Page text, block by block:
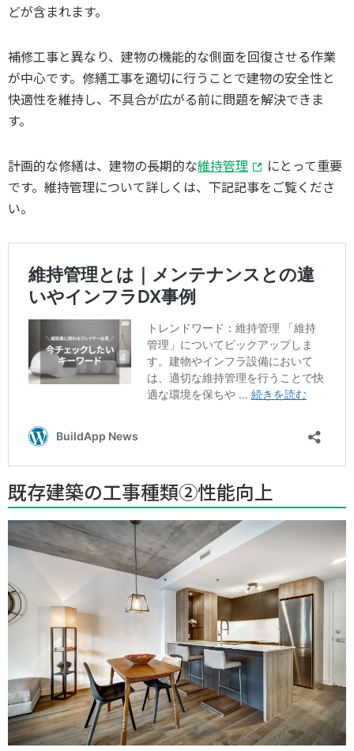
どが含まれます。
補修工事と異なり、建物の機能的な側面を回復させる作業
が中心です。修繕工事を適切に行うことで建物の安全性と
快適性を維持し、不具合が広がる前に問題を解決できま
す。
計画的な修繕は、建物の長期的な維持管理
にとって重要
です。維持管理について詳しくは、下記記事をご覧くださ
い。
既存建築の工事種類②性能向上